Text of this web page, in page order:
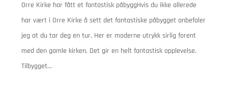
Orre Kirke har fått et fantastisk påbyggHvis du ikke allerede
har vært i Orre Kirke å sett det fantastiske påbygget anbefaler
jeg at du tar deg en tur. Her er moderne utrykk sirlig forent
med den gamle kirken. Det gir en helt fantastisk opplevelse.
Tilbygget...